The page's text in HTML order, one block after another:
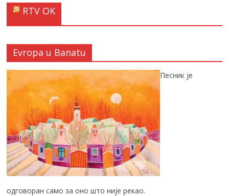
RTV OK
Evropa u Banatu
Песник је
одговоран само за оно што није рекао.